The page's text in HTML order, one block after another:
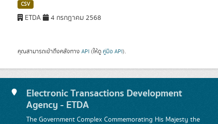
CSV
ETDA 4 กรกฎาคม 2568
คุณสามารถเข้าถึงคลังทาง API (ให้ดู คู่มือ API).
Electronic Transactions Development
Agency - ETDA
The Government Complex Commemorating His Majesty the